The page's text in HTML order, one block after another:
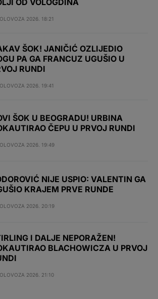
OD VOLOGDINA
2026. 18:21
ŠOK! JANIČIĆ OZLIJEDIO
PA GA FRANCUZ UGUŠIO U
RUNDI
2026. 19:41
ŠOK U BEOGRADU! URBINA
ČEPU U PRVOJ RUNDI
2026. 19:49
NIJE USPIO: VALENTIN GA
KRAJEM PRVE RUNDE
2026. 20:19
I DALJE NEPORAŽEN!
BLACHOWICZA U PRVOJ
2026. 21:10